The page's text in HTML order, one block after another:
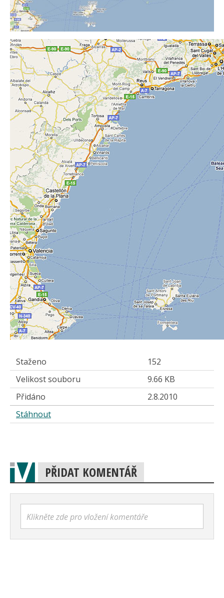
Staženo
152
Velikost souboru
9.66 KB
Přidáno
2.8.2010
Stáhnout
PŘIDAT KOMENTÁŘ
Klikněte zde pro vložení komentáře